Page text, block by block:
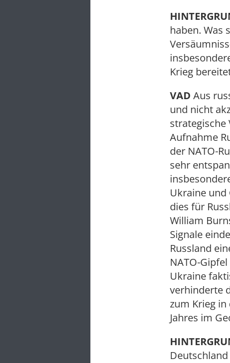
haben. Was
Krieg
VAD Aus
und nicht
Aufnahme
der NATO-
sehr
Ukraine und
dies für
William
Signale
Russland
NATO-
Ukraine
verhinderte
zum Krieg
Jahres im